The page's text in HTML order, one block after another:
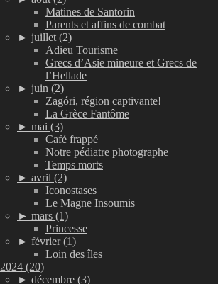
Matines de Santorin
Parents et affins de combat
► juillet (2)
Adieu Tourisme
Grecs d’Asie mineure et Grecs de
l’Hellade
► juin (2)
Zagóri, région captivante!
La Grèce Fantôme
► mai (3)
Café frappé
Notre pédiatre photographe
Temps morts
► avril (2)
Iconostases
Le Magne Insoumis
► mars (1)
Princesse
► février (1)
Loin des îles
2024 (20)
► décembre (3)